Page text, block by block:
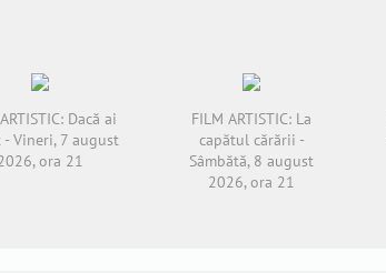
Dacă ai
- Vineri, 7 august
ora 21
FILM ARTISTIC: La
capătul cărării -
Sâmbătă, 8 august
2026, ora 21